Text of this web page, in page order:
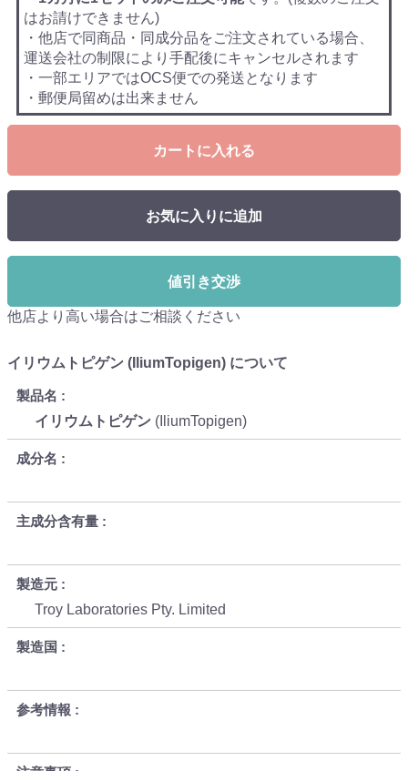
はお請けできません)
・他店で同商品・同成分品をご注文されている場合、
運送会社の制限により手配後にキャンセルされます
・一部エリアではOCS便での発送となります
・郵便局留めは出来ません
カートに入れる
お気に入りに追加
値引き交渉
他店より高い場合はご相談ください
イリウムトピゲン (IliumTopigen) について
製品名
イリウムトピゲン (IliumTopigen)
成分名
主成分含有量
製造元
Troy Laboratories Pty. Limited
製造国
参考情報